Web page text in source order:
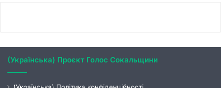
(Українська) Проєкт Голос Сокальщини